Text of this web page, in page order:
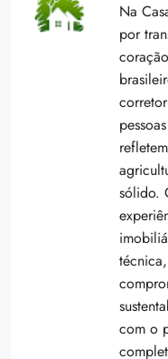
Na
por
sólido.
com o